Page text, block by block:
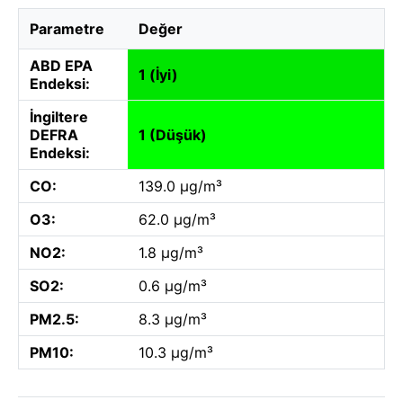
Parametre Değer
ABD EPA
Endeksi:
1 (İyi)
İngiltere
DEFRA
Endeksi:
1 (Düşük)
CO:
139.0 µg/m³
O3:
62.0 µg/m³
NO2:
1.8 µg/m³
SO2:
0.6 µg/m³
PM2.5:
8.3 µg/m³
PM10:
10.3 µg/m³